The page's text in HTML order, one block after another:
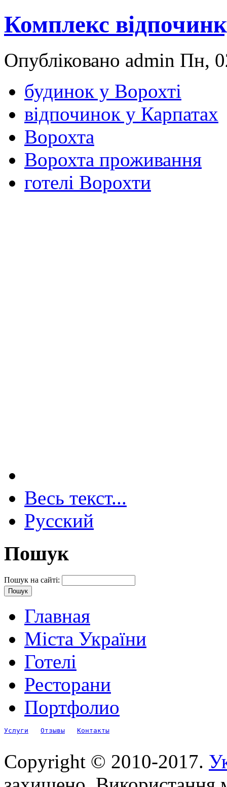
Комплекс
Опубліковано admin Пн,
будинок у Ворохті
відпочинок у Карпатах
Ворохта
Ворохта проживання
готелі Ворохти
Весь текст...
Русский
Пошук
Пошук на сайті:
Главная
Міста України
Готелі
Ресторани
Портфолио
Услуги Отзывы Контакты
Copyright © 2010-2017.